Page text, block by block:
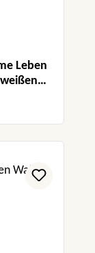
Leben